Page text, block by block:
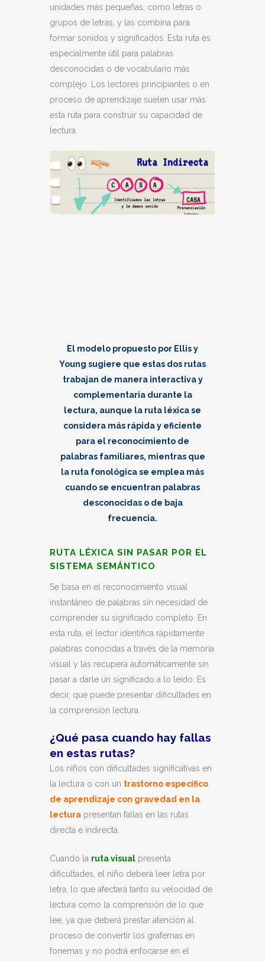
unidades más pequeñas, como letras o
grupos de letras, y las combina para
formar sonidos y significados. Esta ruta es
especialmente útil para palabras
desconocidas o de vocabulario más
complejo. Los lectores principiantes o en
proceso de aprendizaje suelen usar más
esta ruta para construir su capacidad de
lectura.
El modelo propuesto por Ellis y
Young sugiere que estas dos rutas
trabajan de manera interactiva y
complementaria durante la
lectura, aunque la ruta léxica se
considera más rápida y eficiente
para el reconocimiento de
palabras familiares, mientras que
la ruta fonológica se emplea más
cuando se encuentran palabras
desconocidas o de baja
frecuencia.
RUTA LÉXICA SIN PASAR POR EL
SISTEMA SEMÁNTICO
Se basa en el reconocimiento visual
instantáneo de palabras sin necesidad de
comprender su significado completo. En
esta ruta, el lector identifica rápidamente
palabras conocidas a través de la memoria
visual y las recupera automáticamente sin
pasar a darle un significado a lo leído. Es
decir, que puede presentar dificultades en
la comprensión lectura.
¿Qué pasa cuando hay fallas
en estas rutas?
Los niños con dificultades significativas en
la lectura o con un trastorno específico
de aprendizaje con gravedad en la
lectura presentan fallas en las rutas
directa e indirecta.
Cuando la ruta visual presenta
dificultades, el niño deberá leer letra por
letra, lo que afectará tanto su velocidad de
lectura como la comprensión de lo que
lee, ya que deberá prestar atención al
proceso de convertir los grafemas en
fonemas y no podrá enfocarse en el